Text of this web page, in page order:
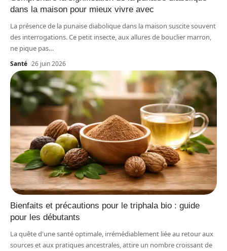
dans la maison pour mieux vivre avec
La présence de la punaise diabolique dans la maison suscite souvent
des interrogations. Ce petit insecte, aux allures de bouclier marron,
ne pique pas…
Santé 26 juin 2026
Bienfaits et précautions pour le triphala bio : guide
pour les débutants
La quête d'une santé optimale, irrémédiablement liée au retour aux
sources et aux pratiques ancestrales, attire un nombre croissant de